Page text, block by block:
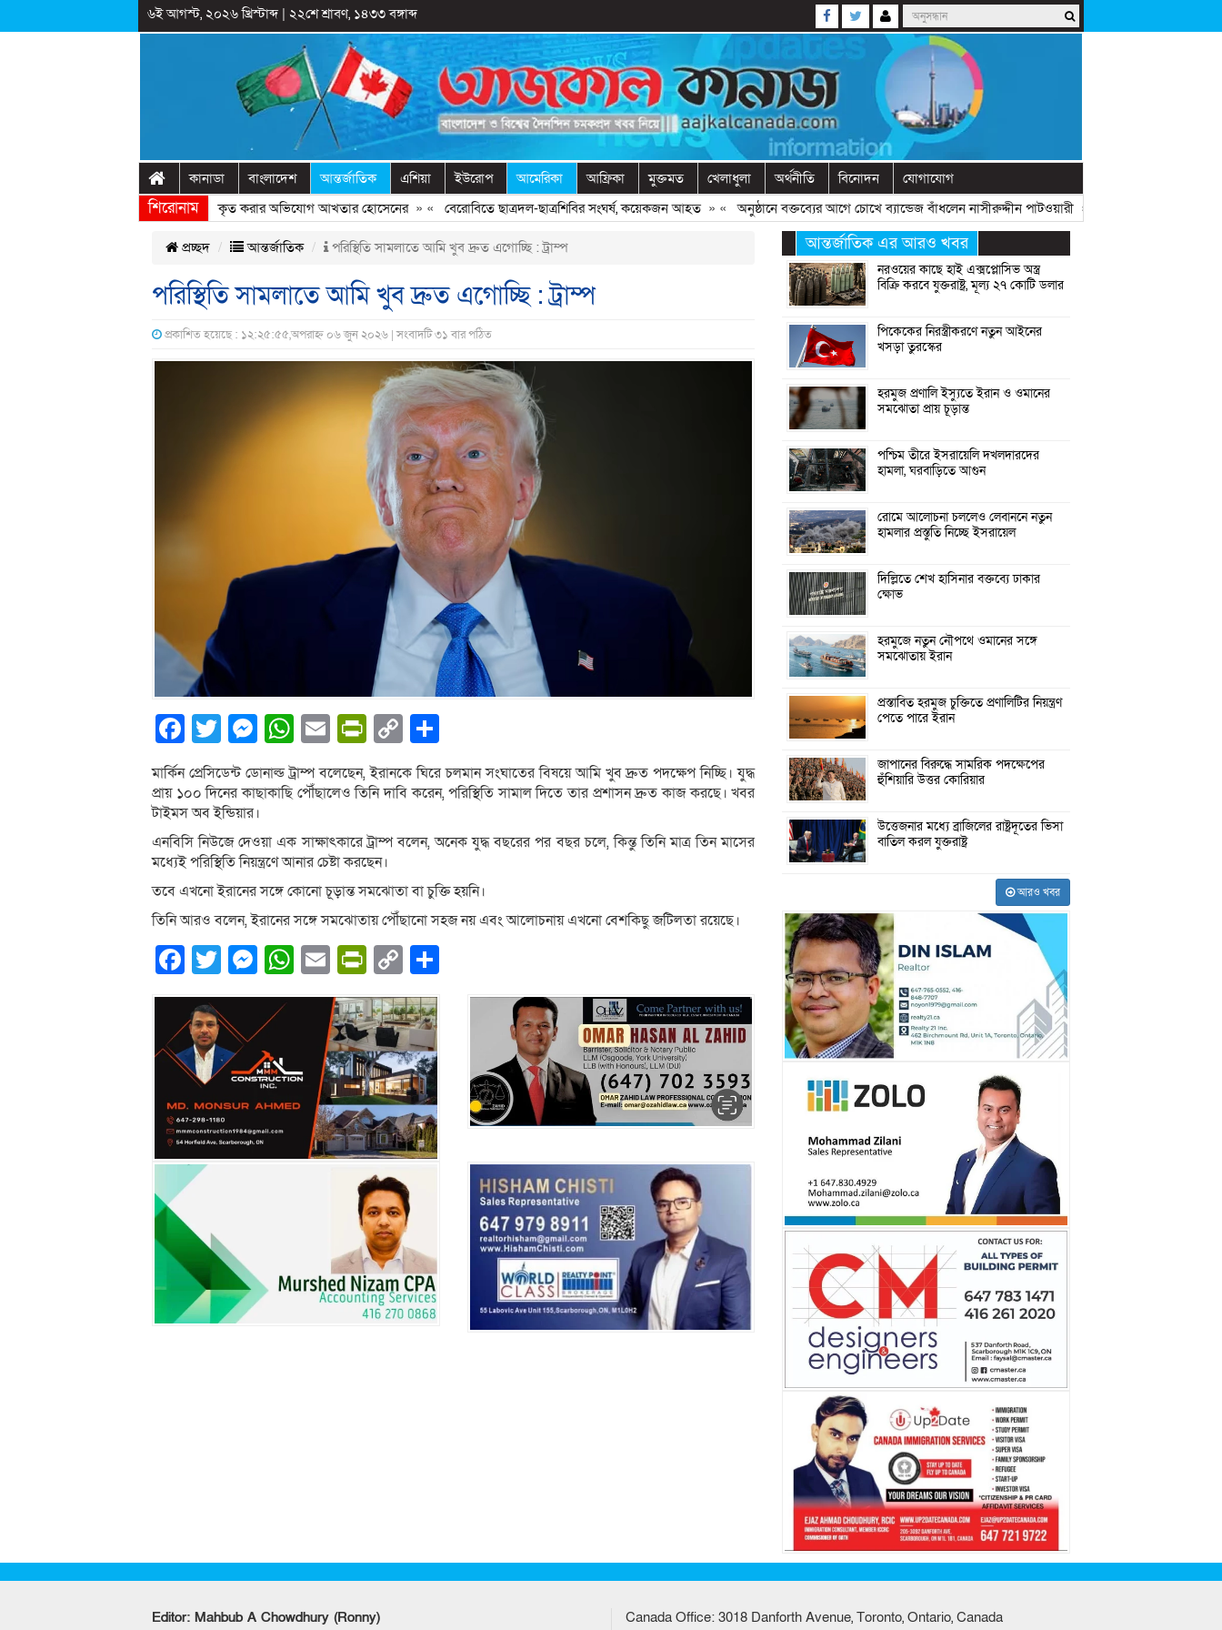
৬ই আগস্ট, ২০২৬ খ্রিস্টাব্দ| ২২শে শ্রাবণ, ১৪৩৩ বঙ্গাব্দ
কানাডা বাংলাদেশ আন্তর্জাতিক এশিয়া ইউরোপ আমেরিকা আফ্রিকা মুক্তমত খেলাধুলা অর্থনীতি বিনোদন যোগাযোগ
শিরোনাম
অনুষ্ঠানের প্রামাণ্যচিত্রে ইতিহাস বিকৃত করার অভিযোগ আখতার হোসেনের» « বেরোবিতে ছাত্রদল-ছাত্রশিবির সংঘর্ষ, কয়েকজন আহত» « অনুষ্ঠানে বক্তব্যের আগে চোখে ব্যান্ডেজ বাঁধলেন নাসীরুদ্দীন পাটওয়ারী» « দেশে নতুন দলের আত্মপ্রকাশ,
প্রচ্ছদ আন্তর্জাতিক পরিস্থিতি সামলাতে আমি খুব দ্রুত এগোচ্ছি : ট্রাম্প
পরিস্থিতি সামলাতে আমি খুব দ্রুত এগোচ্ছি : ট্রাম্প
প্রকাশিত হয়েছে : ১২:২৫:৫৫,অপরাহ্ন ০৬ জুন ২০২৬ | সংবাদটি ৩১ বার পঠিত
Facebook
Twitter
Messenger
WhatsApp
EmailPrintFriendly
Copy
Link
মার্কিন প্রেসিডেন্ট ডোনাল্ড ট্রাম্প বলেছেন, ইরানকে ঘিরে চলমান সংঘাতের বিষয়ে আমি খুব দ্রুত পদক্ষেপ নিচ্ছি। যুদ্ধ
প্রায় ১০০ দিনের কাছাকাছি পৌঁছালেও তিনি দাবি করেন, পরিস্থিতি সামাল দিতে তার প্রশাসন দ্রুত কাজ করছে। খবর
টাইমস অব ইন্ডিয়ার।
এনবিসি নিউজে দেওয়া এক সাক্ষাৎকারে ট্রাম্প বলেন, অনেক যুদ্ধ বছরের পর বছর চলে, কিন্তু তিনি মাত্র তিন মাসের
মধ্যেই পরিস্থিতি নিয়ন্ত্রণে আনার চেষ্টা করছেন।
তবে এখনো ইরানের সঙ্গে কোনো চূড়ান্ত সমঝোতা বা চুক্তি হয়নি।
তিনি আরও বলেন, ইরানের সঙ্গে সমঝোতায় পৌঁছানো সহজ নয় এবং আলোচনায় এখনো বেশকিছু জটিলতা রয়েছে।
Facebook
Twitter
Messenger
WhatsApp
EmailPrintFriendly
Copy
Link
আন্তর্জাতিক এর আরও খবর
নরওয়ের কাছে হাই এক্সপ্লোসিভ অস্ত্র
বিক্রি করবে যুক্তরাষ্ট্র, মূল্য ২৭ কোটি ডলার
পিকেকের নিরস্ত্রীকরণে নতুন আইনের
খসড়া তুরস্কের
হরমুজ প্রণালি ইস্যুতে ইরান ও ওমানের
সমঝোতা প্রায় চূড়ান্ত
পশ্চিম তীরে ইসরায়েলি দখলদারদের
হামলা, ঘরবাড়িতে আগুন
রোমে আলোচনা চললেও লেবাননে নতুন
হামলার প্রস্তুতি নিচ্ছে ইসরায়েল
দিল্লিতে শেখ হাসিনার বক্তব্যে ঢাকার
ক্ষোভ
হরমুজে নতুন নৌপথে ওমানের সঙ্গে
সমঝোতায় ইরান
প্রস্তাবিত হরমুজ চুক্তিতে প্রণালিটির নিয়ন্ত্রণ
পেতে পারে ইরান
জাপানের বিরুদ্ধে সামরিক পদক্ষেপের
হুঁশিয়ারি উত্তর কোরিয়ার
উত্তেজনার মধ্যে ব্রাজিলের রাষ্ট্রদূতের ভিসা
বাতিল করল যুক্তরাষ্ট্র
আরও খবর
Editor: Mahbub A Chowdhury (Ronny)
Canada Office: 3018 Danforth Avenue, Toronto, Ontario, Canada